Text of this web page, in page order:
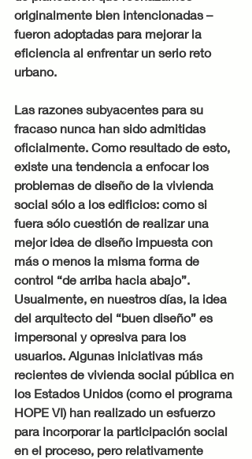
originalmente bien intencionadas –
fueron adoptadas para mejorar la
eficiencia al enfrentar un serio reto
urbano.
Las razones subyacentes para su
fracaso nunca han sido admitidas
oficialmente. Como resultado de esto,
existe una tendencia a enfocar los
problemas de diseño de la vivienda
social sólo a los edificios: como si
fuera sólo cuestión de realizar una
mejor idea de diseño impuesta con
más o menos la misma forma de
control “de arriba hacia abajo”.
Usualmente, en nuestros días, la idea
del arquitecto del “buen diseño” es
impersonal y opresiva para los
usuarios. Algunas iniciativas más
recientes de vivienda social pública en
los Estados Unidos (como el programa
HOPE VI) han realizado un esfuerzo
para incorporar la participación social
en el proceso, pero relativamente